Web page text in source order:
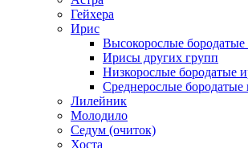
Гейхера
Ирис
Высокорослые
Ирисы других групп
Низкорослые бородатые
Среднерослые
Лилейник
Молодило
Седум (очиток)
Хоста